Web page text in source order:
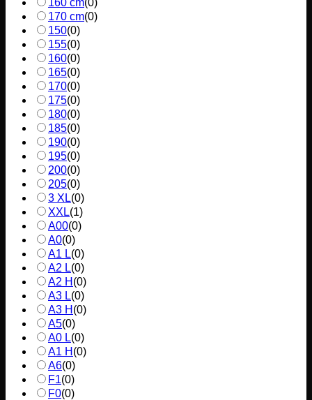
170 cm(0)
150(0)
155(0)
160(0)
165(0)
170(0)
175(0)
180(0)
185(0)
190(0)
195(0)
200(0)
205(0)
3 XL(0)
XXL(1)
A00(0)
A0(0)
A1 L(0)
A2 L(0)
A2 H (0)
A3 L(0)
A3 H (0)
A5(0)
A0 L(0)
A1 H (0)
A6(0)
F1(0)
F0(0)